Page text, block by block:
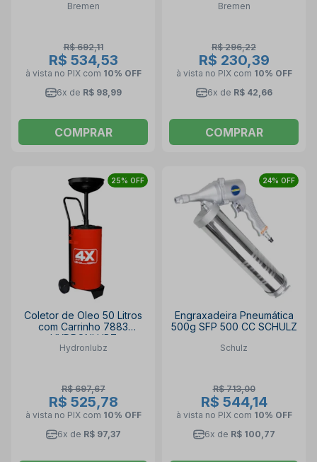
Bremen
R$ 692,11
R$ 534,53
à vista no PIX com 10% OFF
6x de R$ 98,99
COMPRAR
05981 BREMEN
Bremen
R$ 296,22
R$ 230,39
à vista no PIX com 10% OFF
6x de R$ 42,66
COMPRAR
25% OFF
Coletor de Oleo 50 Litros
com Carrinho 7883
HYDRONLUBZ
Hydronlubz
R$ 697,67
R$ 525,78
à vista no PIX com 10% OFF
6x de R$ 97,37
24% OFF
Engraxadeira Pneumática
500g SFP 500 CC SCHULZ
Schulz
R$ 713,00
R$ 544,14
à vista no PIX com 10% OFF
6x de R$ 100,77